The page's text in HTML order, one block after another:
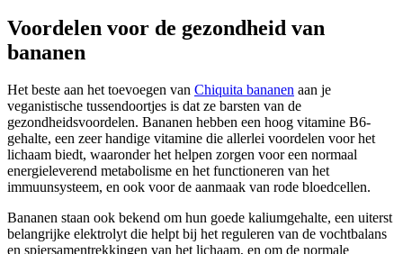
Voordelen voor de gezondheid van
bananen
Het beste aan het toevoegen van Chiquita bananen aan je
veganistische tussendoortjes is dat ze barsten van de
gezondheidsvoordelen. Bananen hebben een hoog vitamine B6-
gehalte, een zeer handige vitamine die allerlei voordelen voor het
lichaam biedt, waaronder het helpen zorgen voor een normaal
energieleverend metabolisme en het functioneren van het
immuunsysteem, en ook voor de aanmaak van rode bloedcellen.
Bananen staan ook bekend om hun goede kaliumgehalte, een uiterst
belangrijke elektrolyt die helpt bij het reguleren van de vochtbalans
en spiersamentrekkingen van het lichaam, en om de normale